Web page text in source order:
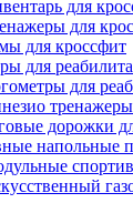
для
для
для кроссфит
для
для
дорожки
напольные